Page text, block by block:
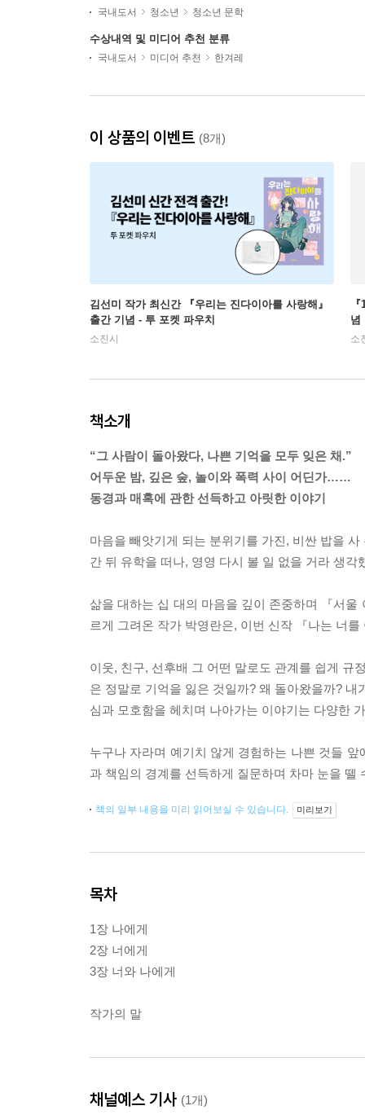
국내도서 청소년 청소년 문학
수상내역 및 미디어 추천 분류
국내도서 미디어 추천 한겨레
이 상품의 이벤트 (8개)
김선미 작가 최신간 『우리는 진다이아를 사랑해』
출간 기념 - 투 포켓 파우치
소진시
념
소
책소개
“그 사람이 돌아왔다, 나쁜 기억을 모두 잊은 채.”
어두운 밤, 깊은 숲, 놀이와 폭력 사이 어딘가……
동경과 매혹에 관한 선득하고 아릿한 이야기
마음을 빼앗기게 되는 분위기를 가진, 비싼 밥을 사
간 뒤 유학을 떠나, 영영 다시 볼 일 없을 거라 생
삶을 대하는 십 대의 마음을 깊이 존중하며 『서
르게 그려온 작가 박영란은, 이번 신작 『나는 너
이웃, 친구, 선후배 그 어떤 말로도 관계를 쉽게 규
은 정말로 기억을 잃은 것일까? 왜 돌아왔을까?
심과 모호함을 헤치며 나아가는 이야기는 다양한
누구나 자라며 예기치 않게 경험하는 나쁜 것들
과 책임의 경계를 선득하게 질문하며 차마 눈을 뗄
책의 일부 내용을 미리 읽어보실 수 있습니다. 미리보기
목차
1장 나에게
2장 너에게
3장 너와 나에게
작가의 말
채널예스 기사 (1개)